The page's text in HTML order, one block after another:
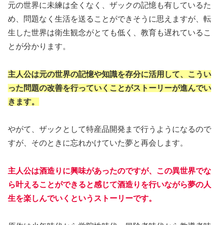
元の世界に未練は全くなく、ザックの記憶も有しているた
め、問題なく生活を送ることができそうに思えますが、転
生した世界は衛生観念がとても低く、教育も遅れているこ
とが分かります。
主人公は元の世界の記憶や知識を存分に活用して、こうい
った問題の改善を行っていくことがストーリーが進んでい
きます。
やがて、ザックとして特産品開発まで行うようになるので
すが、そのときに忘れかけていた夢と再会します。
主人公は酒造りに興味があったのですが、この異世界でな
ら叶えることができると感じて酒造りを行いながら夢の人
生を楽しんでいくというストーリーです。